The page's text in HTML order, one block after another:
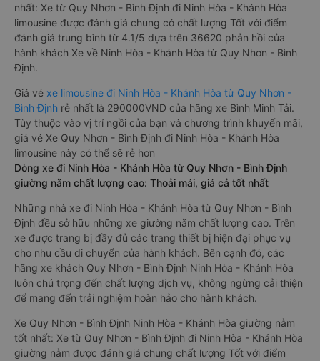
nhất: Xe từ Quy Nhơn - Bình Định đi Ninh Hòa - Khánh Hòa
limousine được đánh giá chung có chất lượng Tốt với điểm
đánh giá trung bình từ 4.1/5 dựa trên 36620 phản hồi của
hành khách Xe về Ninh Hòa - Khánh Hòa từ Quy Nhơn - Bình
Định.
Giá vé xe limousine đi Ninh Hòa - Khánh Hòa từ Quy Nhơn -
Bình Định rẻ nhất là 290000VND của hãng xe Bình Minh Tải.
Tùy thuộc vào vị trí ngồi của bạn và chương trình khuyến mãi,
giá vé Xe Quy Nhơn - Bình Định đi Ninh Hòa - Khánh Hòa
limousine này có thể sẽ rẻ hơn
Dòng xe đi Ninh Hòa - Khánh Hòa từ Quy Nhơn - Bình Định
giường nằm chất lượng cao: Thoải mái, giá cả tốt nhất
Những nhà xe đi Ninh Hòa - Khánh Hòa từ Quy Nhơn - Bình
Định đều sở hữu những xe giường nằm chất lượng cao. Trên
xe được trang bị đầy đủ các trang thiết bị hiện đại phục vụ
cho nhu cầu di chuyển của hành khách. Bên cạnh đó, các
hãng xe khách Quy Nhơn - Bình Định Ninh Hòa - Khánh Hòa
luôn chú trọng đến chất lượng dịch vụ, không ngừng cải thiện
để mang đến trải nghiệm hoàn hảo cho hành khách.
Xe Quy Nhơn - Bình Định Ninh Hòa - Khánh Hòa giường nằm
tốt nhất: Xe từ Quy Nhơn - Bình Định đi Ninh Hòa - Khánh Hòa
giường nằm được đánh giá chung chất lượng Tốt với điểm